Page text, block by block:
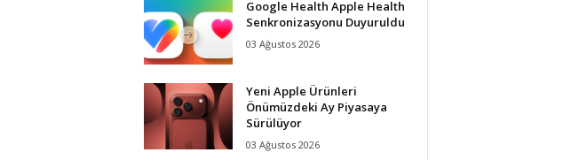
Google Health Apple Health
Senkronizasyonu Duyuruldu
03 Ağustos 2026
Yeni Apple Ürünleri
Önümüzdeki Ay Piyasaya
Sürülüyor
03 Ağustos 2026